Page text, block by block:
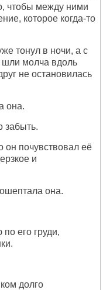
чтобы между ними
которое когда-то
тонул в ночи, а с
молча вдоль
не остановилась
она.
забыть.
он почувствовал её
и
она.
его груди,
долго